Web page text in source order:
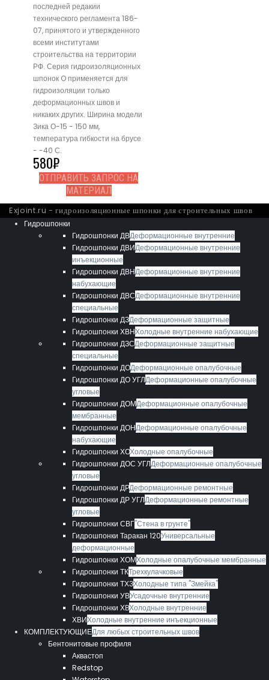
последней редакии
технического регламента 186-
07, принятого и утвержденного
всеми институтами
строительства на территории
РФ. Серия гидроизоляционных
шпонок O применяется для
гидроизоляции только
деформационных швов и
никаких других. Ширина модели
Зика О-15 - 150 мм,
температура гибкости на брусе
- -40 С.
580₽
ОТПРАВИТЬ ЗАПРОС НА
МАТЕРИАЛ
Exjoint.ru - гидроизоляционные шпонки для строительных швов
Гидрошпонки
Гидрошпонки ДВДеформационные внутренние
Гидрошпонки ДВИДеформационные внутренние
инъекционные
Гидрошпонки ДВНДеформационные внутренние
набухающие
Гидрошпонки ДВСДеформационные внутренние
специальные
Гидрошпонки ДЗДеформационные защитные
Гидрошпонки ХВНХолодные внутренние набухающие
Гидрошпонки ДЗСДеформационные защитные
специальные
Гидрошпонки ДОДеформационные опалубочные
Гидрошпонки ДО УГЛДеформационные опалубочные
угловые
Гидрошпонки ДОМДеформационные опалубочные
мембранные
Гидрошпонки ДОНДеформационные опалубочные
набухающие
Гидрошпонки ХОХолодные опалубочные
Гидрошпонки ДОС УГЛДеформационные опалубочные
угловые
Гидрошпонки ДРДеформационные ремонтные
Гидрошпонки ДР УГЛДеформационные ремонтные
угловые
Гидрошпонки СВГ"Стена в грунте"
Гидрошпонки Таракан 120Универсальные
деформационные
Гидрошпонки ХОМХолодные опалубочные мембранные
Гидрошпонки ТКТрехкулачковые
Гидрошпонки ТХЗХолодные типа "Змейка"
Гидрошпонки УВУсадочные внутренние
Гидрошпонки ХВХолодные внутренние
ХВИХолодные внутренние инъекционные
КОМПЛЕКТУЮЩИЕДля любых строительных швов
Бентонитовые профиля
Аквастоп
Redstop